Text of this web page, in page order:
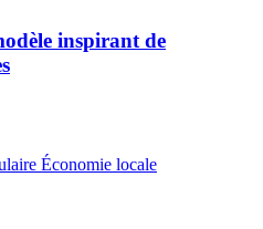
inspirant de
Économie locale